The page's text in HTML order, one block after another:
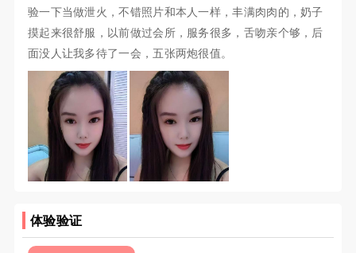
验一下当做泄火，不错照片和本人一样，丰满肉肉的，奶子
摸起来很舒服，以前做过会所，服务很多，舌吻亲个够，后
面没人让我多待了一会，五张两炮很值。
体验验证